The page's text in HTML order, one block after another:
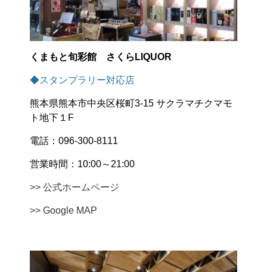
くまもと旬彩館 さくらLIQUOR
◆スタンプラリー対応店
熊本県熊本市中央区桜町3-15 サクラマチクマモ
ト地下１F
電話：096-300-8111
営業時間：10:00～21:00
>> 公式ホームページ
>> Google MAP